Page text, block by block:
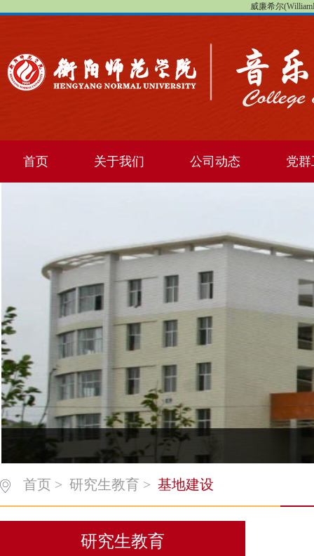
威廉希尔
首页 关于我们 公司动态 党
首页 > 研究生教育 > 基地建设
研究生教育